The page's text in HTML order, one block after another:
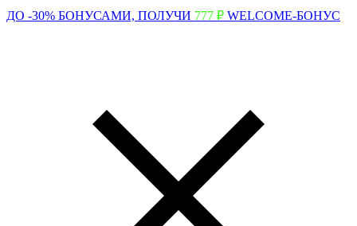
ДО -30% БОНУСАМИ, ПОЛУЧИ 777 ₽ WELCOME-БОНУС